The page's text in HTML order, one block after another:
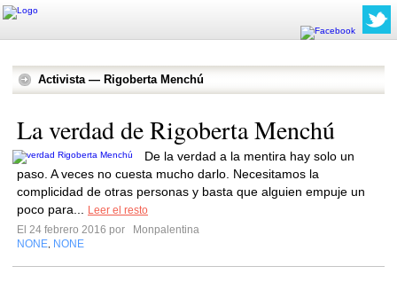
Activista — Rigoberta Menchú
La verdad de Rigoberta Menchú
De la verdad a la mentira hay solo un
paso. A veces no cuesta mucho darlo. Necesitamos la
complicidad de otras personas y basta que alguien empuje un
poco para...
Leer el resto
El 24 febrero 2016 por
Monpalentina
NONE NONE